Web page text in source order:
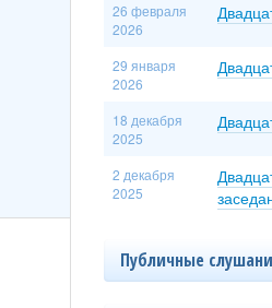
26 февраля
2026
29 января
2026
18 декабря
2025
2 декабря
2025
Публичные